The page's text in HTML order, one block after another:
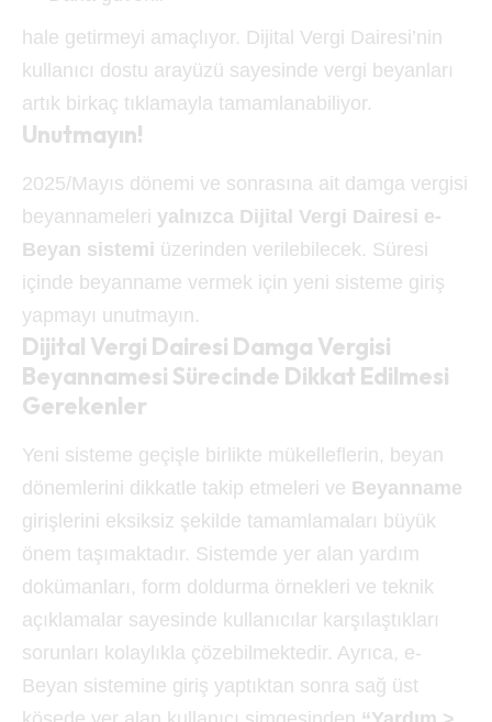
hale getirmeyi amaçlıyor. Dijital Vergi Dairesi’nin
kullanıcı dostu arayüzü sayesinde vergi beyanları
artık birkaç tıklamayla tamamlanabiliyor.
Unutmayın!
2025/Mayıs dönemi ve sonrasına ait damga vergisi
beyannameleri yalnızca Dijital Vergi Dairesi e-
Beyan sistemi üzerinden verilebilecek. Süresi
içinde beyanname vermek için yeni sisteme giriş
yapmayı unutmayın.
Dijital Vergi Dairesi Damga Vergisi
Beyannamesi Sürecinde Dikkat Edilmesi
Gerekenler
Yeni sisteme geçişle birlikte mükelleflerin, beyan
dönemlerini dikkatle takip etmeleri ve Beyanname
girişlerini eksiksiz şekilde tamamlamaları büyük
önem taşımaktadır. Sistemde yer alan yardım
dokümanları, form doldurma örnekleri ve teknik
açıklamalar sayesinde kullanıcılar karşılaştıkları
sorunları kolaylıkla çözebilmektedir. Ayrıca, e-
Beyan sistemine giriş yaptıktan sonra sağ üst